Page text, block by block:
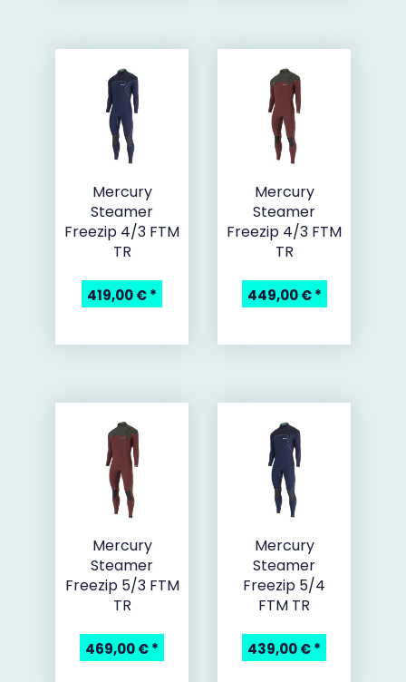
Mercury
Steamer
Freezip 4/3 FTM
TR
419,00 €*
Mercury
Steamer
Freezip 4/3 FTM
TR
449,00 €*
Mercury
Steamer
Freezip 5/3 FTM
TR
469,00 €*
Mercury
Steamer
Freezip 5/4
FTM TR
439,00 €*